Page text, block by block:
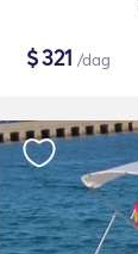
$321 /dag